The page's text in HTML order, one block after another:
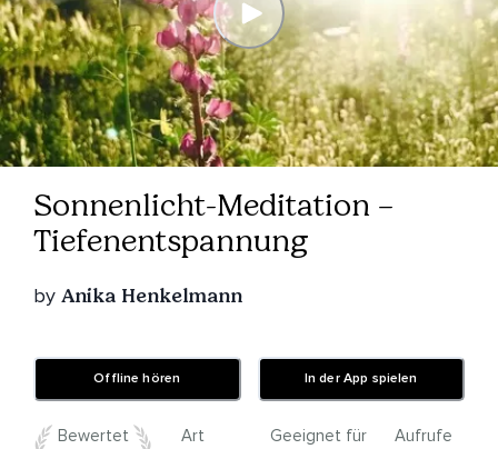
Sonnenlicht-Meditation –
Tiefenentspannung
by Anika Henkelmann
Offline hören In der App spielen
Bewertet
Art
Geeignet für
Aufrufe